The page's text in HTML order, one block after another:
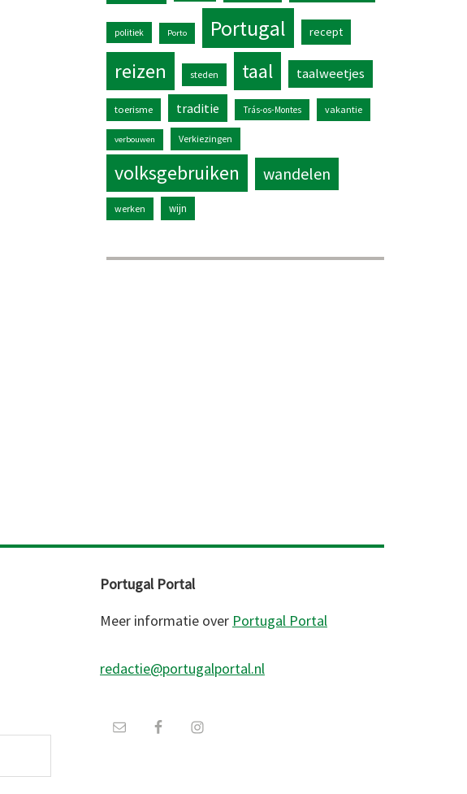
politiek Porto Portugal recept
reizen steden taal taalweetjes
toerisme traditie Trás-os-Montes vakantie
verbouwen Verkiezingen
volksgebruiken wandelen
werken wijn
Portugal Portal
Meer informatie over Portugal Portal
redactie@portugalportal.nl